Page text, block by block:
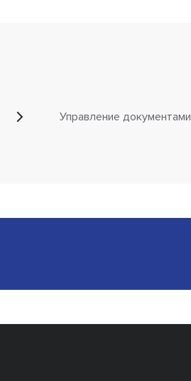
Управление документами